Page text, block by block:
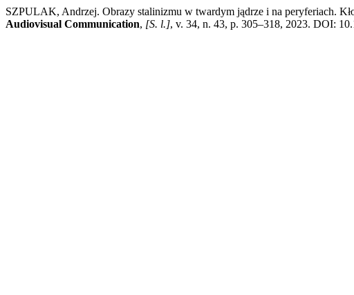
SZPULAK, Andrzej. Obrazy stalinizmu w twardym jądrze i na peryferiach.
Audiovisual Communication, [S. l.], v. 34, n. 43, p. 305–318, 2023. DOI: